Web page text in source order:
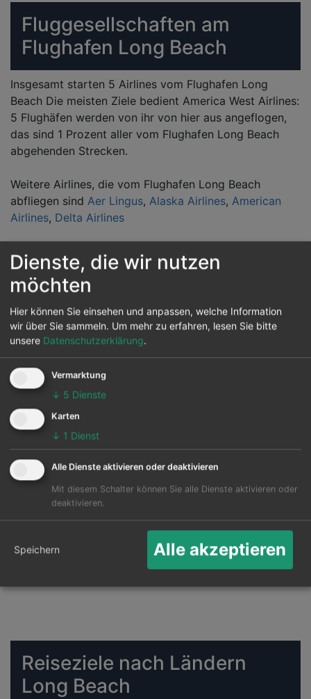
Fluggesellschaften am
Flughafen Long Beach
Insgesamt starten 5 Airlines vom Flughafen Long
Beach Die meisten Ziele bedient America West Airlines:
5 Flughäfen werden von ihr von hier aus angeflogen,
das sind 1 Prozent aller vom Flughafen Long Beach
abgehenden Strecken.
Weitere Airlines, die vom Flughafen Long Beach
abfliegen sind Aer Lingus, Alaska Airlines, American
Airlines, Delta Airlines
Reiseziele von Long Beach
Flughäfen in diversen Ländern werden auch
angeflogen. Hauptziel ist der Portland Oregon in
Die Karte zeigt die 25 häufigsten Flugziele ab Long
Reiseziele nach Ländern
Long Beach
Dienste, die wir nutzen
möchten
Hier können Sie einsehen und anpassen, welche Information
wir über Sie sammeln. Um mehr zu erfahren, lesen Sie bitte
unsere Datenschutzerklärung.
Vermarktung
↓ 5 Dienste
Karten
↓ 1 Dienst
Alle Dienste aktivieren oder deaktivieren
Mit diesem Schalter können Sie alle Dienste aktivieren oder
deaktivieren.
Speichern Alle akzeptieren